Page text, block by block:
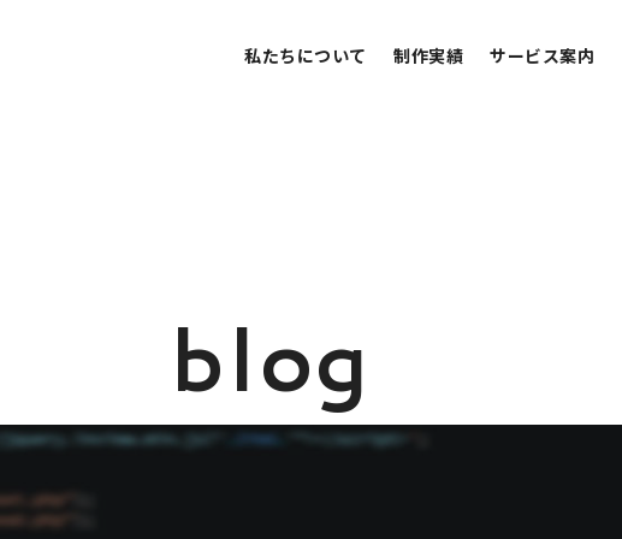
私たちについて 制作実績 サービス案内
blog